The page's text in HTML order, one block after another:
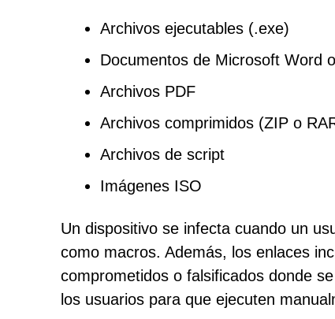
Archivos ejecutables (.exe)
Documentos de Microsoft Word
Archivos PDF
Archivos comprimidos (ZIP o
Archivos de script
Imágenes ISO
Un dispositivo se infecta cuando un
como macros. Además, los enlaces
comprometidos o falsificados donde
los usuarios para que ejecuten